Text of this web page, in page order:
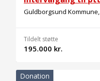
Guldborgsund
Tildelt støtte
195.000 kr.
Donation